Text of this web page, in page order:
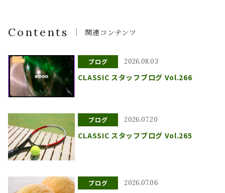
Contents 関連コンテンツ
ブログ 2026.08.03
CLASSIC スタッフブログ Vol.266
ブログ 2026.07.20
CLASSIC スタッフブログ Vol.265
ブログ 2026.07.06